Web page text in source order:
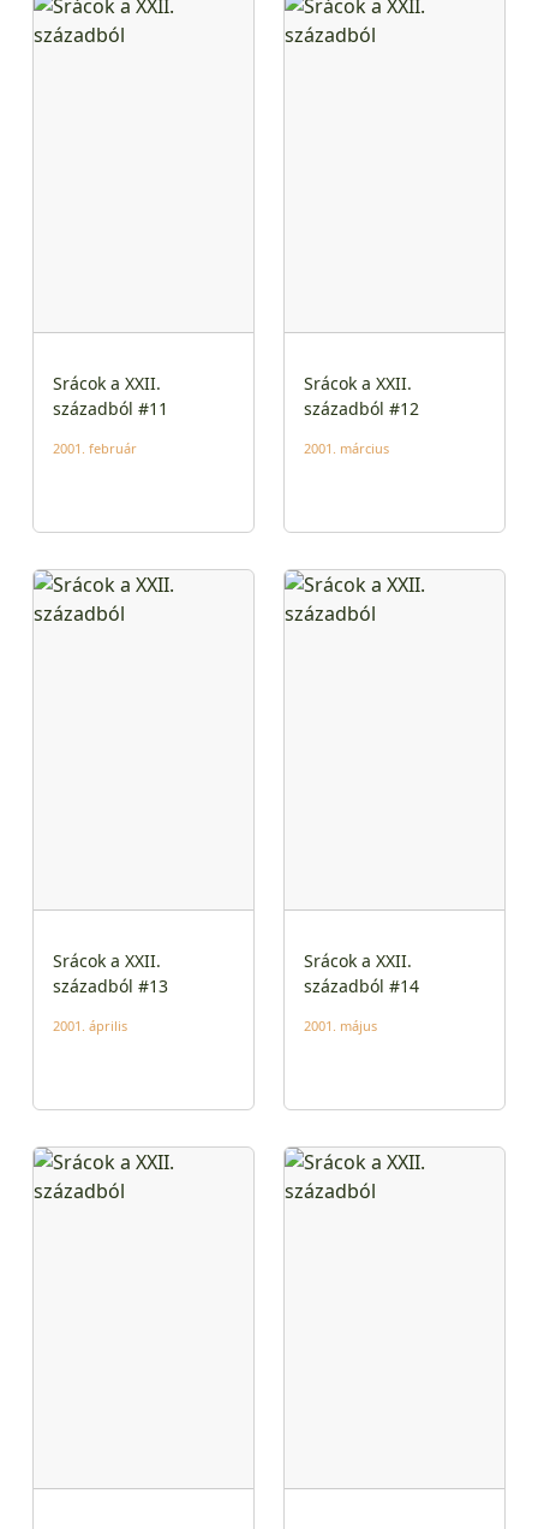
Srácok a XXII.
századból #11
2001. február
Srácok a XXII.
századból #12
2001. március
Srácok a XXII.
századból #13
2001. április
Srácok a XXII.
századból #14
2001. május